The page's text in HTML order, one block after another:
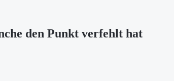
den Punkt verfehlt hat